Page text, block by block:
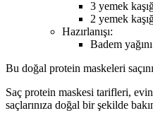
3 yemek
2 yemek
Hazırlanışı:
Badem
Bu doğal protein maskeleri
Saç protein maskesi tarifleri,
saçlarınıza doğal bir şekilde